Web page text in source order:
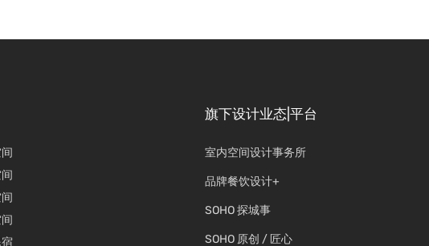
旗下设计业态|平台
室内空间设计事务所
品牌餐饮设计+
SOHO 探城事
SOHO 原创 / 匠心